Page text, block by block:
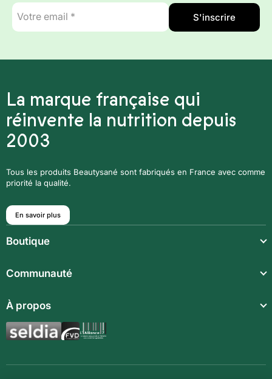
E-
mail
*
S'inscrire
La marque française qui
réinvente la nutrition depuis
2003
Tous les produits Beautysané sont fabriqués en France avec comme
priorité la qualité.
En savoir plus
Boutique
Compléments alimentaires
Boissons techniques
Communauté
À propos